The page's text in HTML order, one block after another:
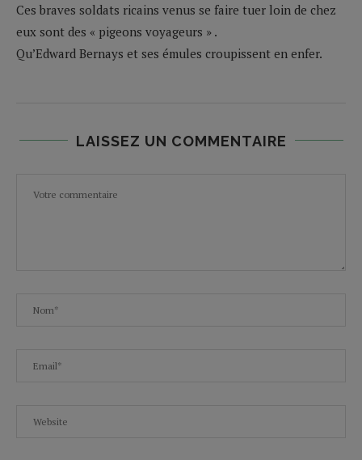
Ces braves soldats ricains venus se faire tuer loin de chez
eux sont des « pigeons voyageurs » .
Qu’Edward Bernays et ses émules croupissent en enfer.
LAISSEZ UN COMMENTAIRE